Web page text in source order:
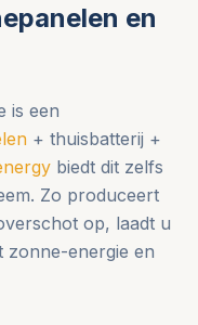
en
is een
+ thuisbatterij +
biedt dit zelfs
Zo produceert
op, laadt u
zonne-energie en